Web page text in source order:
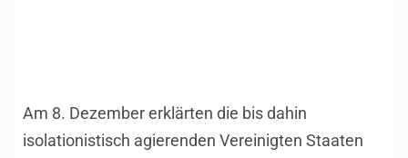
Am 8. Dezember erklärten die bis dahin
isolationistisch agierenden Vereinigten Staaten